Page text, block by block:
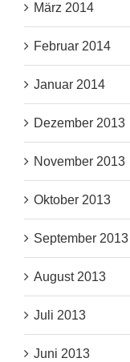
März 2014
Februar 2014
Januar 2014
Dezember 2013
November 2013
Oktober 2013
September 2013
August 2013
Juli 2013
Juni 2013